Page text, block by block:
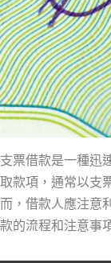
支票借款是一種迅
取款項，通常以支
而，借款人應注意
款的流程和注意事